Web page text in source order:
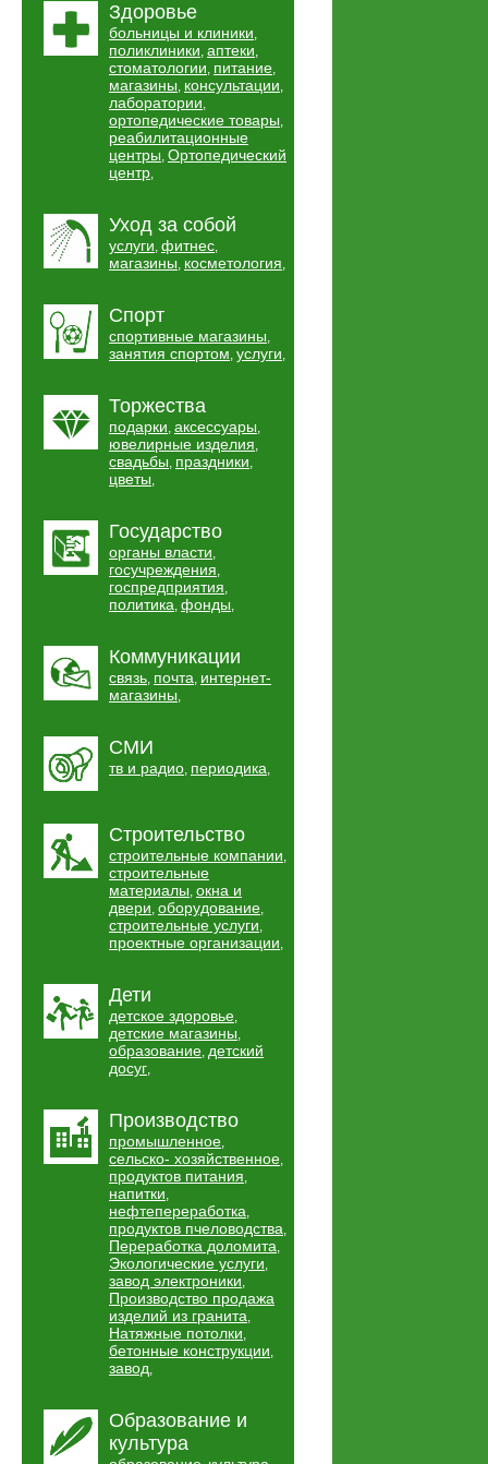
Здоровье
больницы и клиники,
поликлиники, аптеки,
стоматологии, питание,
магазины, консультации,
лаборатории,
ортопедические товары,
реабилитационные
центры, Ортопедический
центр,
Уход за собой
услуги, фитнес,
магазины, косметология,
Спорт
спортивные магазины,
занятия спортом, услуги,
Торжества
подарки, аксессуары,
ювелирные изделия,
свадьбы, праздники,
цветы,
Государство
органы власти,
госучреждения,
госпредприятия,
политика, фонды,
Коммуникации
связь, почта, интернет-
магазины,
СМИ
тв и радио, периодика,
Строительство
строительные компании,
строительные
материалы, окна и
двери, оборудование,
строительные услуги,
проектные организации,
Дети
детское здоровье,
детские магазины,
образование, детский
досуг,
Производство
промышленное,
сельско- хозяйственное,
продуктов питания,
напитки,
нефтепереработка,
продуктов пчеловодства,
Переработка доломита,
Экологические услуги,
завод электроники,
Производство продажа
изделий из гранита,
Натяжные потолки,
бетонные конструкции,
завод,
Образование и
культура